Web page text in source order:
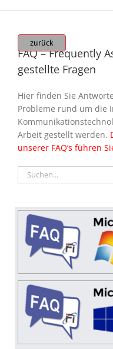
zurück
FAQ – Frequently
gestellte Fragen
Hier finden Sie
Probleme rund um die
Arbeit gestellt werden.
unserer FAQ’s führen
Suche
nach: